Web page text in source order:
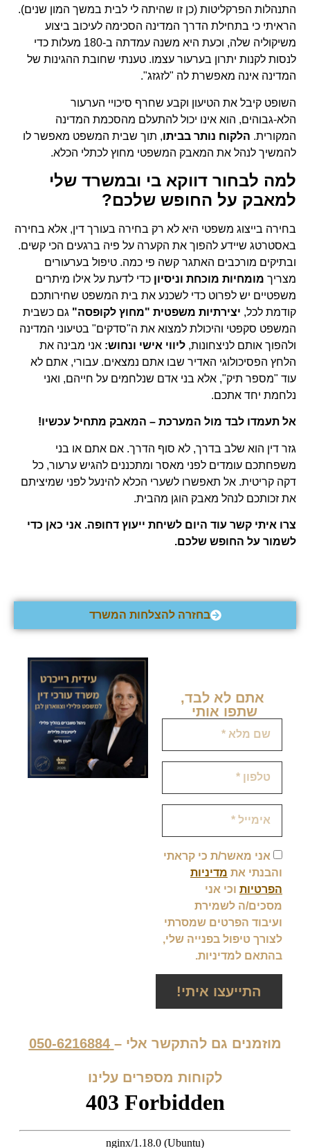
התנהלות הפרקליטות (כן זו שהיתה לי לבית במשך המון שנים).
הראיתי כי בתחילת הדרך המדינה הסכימה לעיכוב ביצוע
משיקוליה שלה, וכעת היא משנה עמדתה ב-180 מעלות כדי
לנסות לקנות יתרון בערעור עצמו. טענתי שחובת ההגינות של
המדינה אינה מאפשרת לה "לזגזג".
השופט קיבל את הטיעון וקבע שחרף סיכויי הערעור
הלא-גבוהים, הוא אינו יכול להתעלם מהסכמת המדינה
המקורית. הלקוח נותר בביתו, תוך שבית המשפט מאפשר לו
להמשיך לנהל את המאבק המשפטי מחוץ לכתלי הכלא.
למה לבחור דווקא בי ובמשרד שלי
למאבק על החופש שלכם?
בחירה בייצוג משפטי היא לא רק בחירה בעורך דין, אלא בחירה
באסטרטג שיידע להפוך את הקערה על פיה ברגעים הכי קשים.
ובתיקים מורכבים האתגר קשה פי כמה. טיפול בערעורים
מצריך מומחיות מוכחת וניסיון כדי לדעת על אילו מיתרים
משפטיים יש לפרוט כדי לשכנע את בית המשפט שחירותכם
קודמת לכל, יצירתיות משפטית "מחוץ לקופסה" גם כשבית
המשפט סקפטי והיכולת למצוא את ה"סדקים" בטיעוני המדינה
ולהפוך אותם לניצחונות, ליווי אישי ונחוש: אני מבינה את
הלחץ הפסיכולוגי האדיר שבו אתם נמצאים. עבורי, אתם לא
עוד "מספר תיק", אלא בני אדם שנלחמים על חייהם, ואני
נלחמת יחד אתכם.
אל תעמדו לבד מול המערכת – המאבק מתחיל עכשיו!
גזר דין הוא שלב בדרך, לא סוף הדרך. אם אתם או בני
משפחתכם עומדים לפני מאסר ומתכננים להגיש ערעור, כל
דקה קריטית. אל תאפשרו לשערי הכלא להינעל לפני שמיציתם
את זכותכם לנהל מאבק הוגן מהבית.
צרו איתי קשר עוד היום לשיחת ייעוץ דחופה. אני כאן כדי
לשמור על החופש שלכם.
בחזרה להצלחות המשרד
אתם לא לבד,
שתפו אותי ​
אני מאשר/ת כי קראתי
והבנתי את מדיניות
הפרטיות וכי אני
מסכים/ה לשמירת
ועיבוד הפרטים שמסרתי
לצורך טיפול בפנייה שלי,
בהתאם למדיניות.
התייעצו איתי!
מוזמנים גם להתקשר אלי – 050-6216884
לקוחות מספרים עלינו